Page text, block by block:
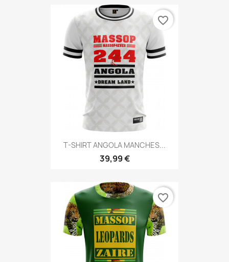
T-SHIRT ANGOLA MANCHES...
39,99 €
favorite_border
favorite_border